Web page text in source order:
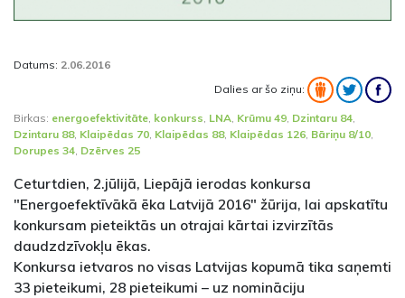
Datums: 2.06.2016
Dalies ar šo ziņu:
Birkas: energoefektivitāte, konkurss, LNA, Krūmu 49, Dzintaru 84,
Dzintaru 88, Klaipēdas 70, Klaipēdas 88, Klaipēdas 126, Bāriņu 8/10,
Dorupes 34, Dzērves 25
Ceturtdien, 2.jūlijā, Liepājā ierodas konkursa
"Energoefektīvākā ēka Latvijā 2016" žūrija, lai apskatītu
konkursam pieteiktās un otrajai kārtai izvirzītās
daudzdzīvokļu ēkas.
Konkursa ietvaros no visas Latvijas kopumā tika saņemti
33 pieteikumi, 28 pieteikumi – uz nomināciju